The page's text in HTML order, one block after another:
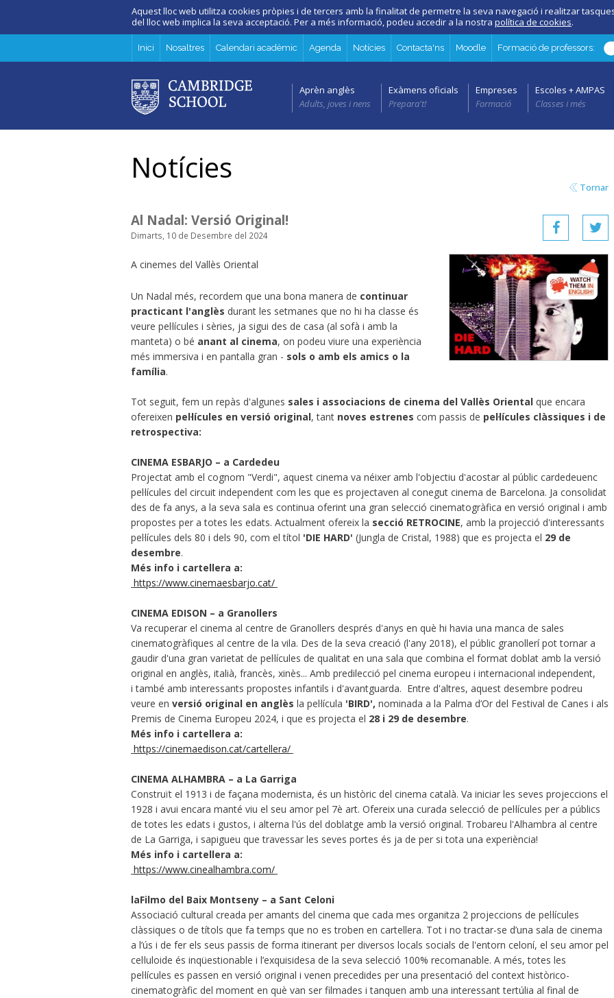
Aquest lloc web utilitza cookies pròpies i de tercers amb la finalitat de permetre la seva navegació i realitzar
del lloc web implica la seva acceptació. Per a més informació, podeu accedir a la nostra política de cookies.
Inici Nosaltres Calendari acadèmic Agenda Notícies Contacta'ns Moodle Formació de professors:
Aprèn anglès
Adults, joves i nens
Exàmens oficials
Prepara't!
Empreses
Formació
Escoles + AMPAS
Classes i més
Notícies
Tornar
Al Nadal: Versió Original!
Dimarts, 10 de Desembre del 2024
A cinemes del Vallès Oriental
Un Nadal més, recordem que una bona manera de continuar
practicant l'anglès durant les setmanes que no hi ha classe és
veure pel·lícules i sèries, ja sigui des de casa (al sofà i amb la
manteta) o bé anant al cinema, on podeu viure una experiència
més immersiva i en pantalla gran - sols o amb els amics o la
família.
Tot seguit, fem un repàs d'algunes sales i associacions de cinema del Vallès Oriental que encara
ofereixen pel·lícules en versió original, tant noves estrenes com passis de pel·lícules clàssiques i de
retrospectiva:
CINEMA ESBARJO – a Cardedeu
Projectat amb el cognom "Verdi", aquest cinema va néixer amb l'objectiu d'acostar al públic cardedeuenc
pel·lícules del circuit independent com les que es projectaven al conegut cinema de Barcelona. Ja consolidat
des de fa anys, a la seva sala es continua oferint una gran selecció cinematogràfica en versió original i amb
propostes per a totes les edats. Actualment ofereix la secció RETROCINE, amb la projecció d'interessants
pel·lícules dels 80 i dels 90, com el títol 'DIE HARD' (Jungla de Cristal, 1988) que es projecta el 29 de
desembre.
Més info i cartellera a:
https://www.cinemaesbarjo.cat/
CINEMA EDISON – a Granollers
Va recuperar el cinema al centre de Granollers després d'anys en què hi havia una manca de sales
cinematogràfiques al centre de la vila. Des de la seva creació (l'any 2018), el públic granollerí pot tornar a
gaudir d'una gran varietat de pel·lícules de qualitat en una sala que combina el format doblat amb la versió
original en anglès, italià, francès, xinès... Amb predilecció pel cinema europeu i internacional independent,
i també amb interessants propostes infantils i d'avantguarda. Entre d'altres, aquest desembre podreu
veure en versió original en anglès la pel·lícula 'BIRD', nominada a la Palma d’Or del Festival de Canes i als
Premis de Cinema Europeu 2024, i que es projecta el 28 i 29 de desembre.
Més info i cartellera a:
https://cinemaedison.cat/cartellera/
CINEMA ALHAMBRA – a La Garriga
Construït el 1913 i de façana modernista, és un històric del cinema català. Va iniciar les seves projeccions el
1928 i avui encara manté viu el seu amor pel 7è art. Ofereix una curada selecció de pel·lícules per a públics
de totes les edats i gustos, i alterna l'ús del doblatge amb la versió original. Trobareu l'Alhambra al centre
de La Garriga, i sapigueu que travessar les seves portes és ja de per si tota una experiència!
Més info i cartellera a:
https://www.cinealhambra.com/
laFilmo del Baix Montseny – a Sant Celoni
Associació cultural creada per amants del cinema que cada mes organitza 2 projeccions de pel·lícules
clàssiques o de títols que fa temps que no es troben en cartellera. Tot i no tractar-se d’una sala de cinema
a l’ús i de fer els seus passis de forma itinerant per diversos locals socials de l'entorn celoní, el seu amor pel
cel·luloide és inqüestionable i l’exquisidesa de la seva selecció 100% recomanable. A més, totes les
pel·lícules es passen en versió original i venen precedides per una presentació del context històrico-
cinematogràfic del moment en què van ser filmades i tanquen amb una interessant tertúlia al final de